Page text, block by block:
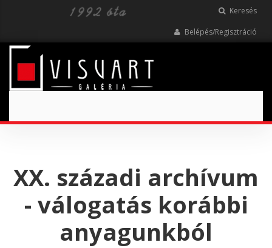
Keresés
Belépés/Regisztráció
XX. századi archívum
- válogatás korábbi
anyagunkból